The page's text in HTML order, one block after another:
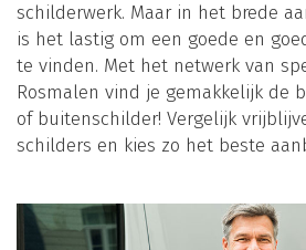
schilderwerk. Maar in het brede
is het lastig om een goede en
te vinden. Met het netwerk van
Rosmalen vind je gemakkelijk de
of buitenschilder! Vergelijk
schilders en kies zo het beste